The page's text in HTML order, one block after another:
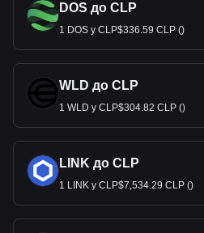
DOS до CLP
1 DOS у CLP$336.59 CLP ()
WLD до CLP
1 WLD у CLP$304.82 CLP ()
LINK до CLP
1 LINK у CLP$7,534.29 CLP ()